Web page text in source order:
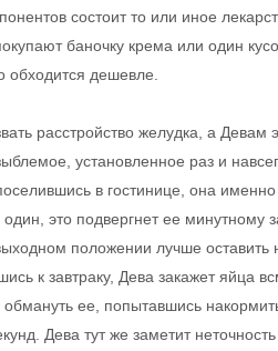
состоит то или иное
баночку крема или один
обходится дешевле.
расстройство желудка, а Девам
установленное раз и
в гостинице, она именно
это подвергнет ее минутному
положении лучше
к завтраку, Дева закажет яйца
ее, попытавшись
Дева тут же заметит